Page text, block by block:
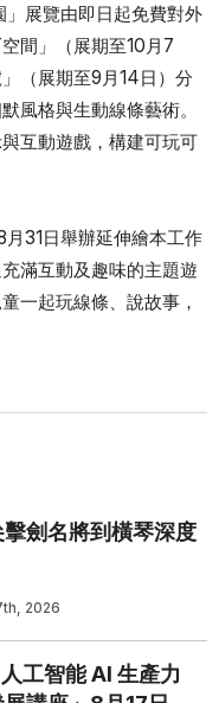
」展覽由即日起免費對外
間」（展期至10月7
（展期至9月14日）分
風格與生動線條藝術。
互動遊戲，構建可玩可
31日舉辦延伸繪本工作
滿互動及趣味的主題遊
一起玩線條、說故事，
劍名將到橫琴深度
2026
工智能 AI 生產力